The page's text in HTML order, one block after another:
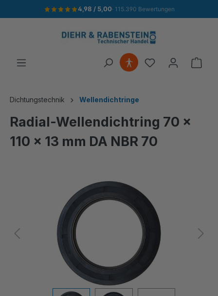
springen 4,98 / 5,00· 115.390 Bewertungen
Dichtungstechnik Wellendichtringe
Radial-Wellendichtring 70 x
110 x 13 mm DA NBR 70
Bildergalerie überspringen